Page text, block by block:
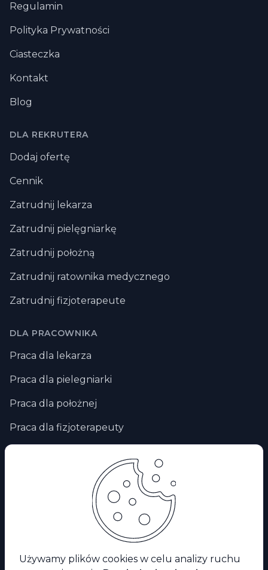
Używamy plików cookies w celu analizy ruchu
Regulamin
Polityka Prywatności
Ciasteczka
Kontakt
Blog
DLA REKRUTERA
Dodaj ofertę
Cennik
Zatrudnij lekarza
Zatrudnij pielęgniarkę
Zatrudnij położną
Zatrudnij ratownika medycznego
Zatrudnij fizjoterapeute
DLA PRACOWNIKA
Praca dla lekarza
Praca dla pielegniarki
Praca dla położnej
Praca dla fizjoterapeuty
Praca dla ratownika medycznego